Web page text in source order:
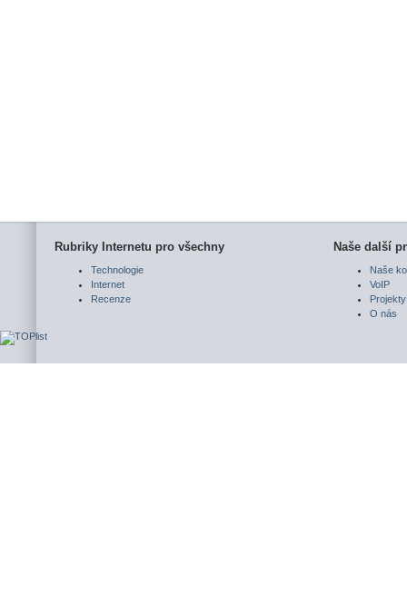
Rubriky Internetu pro všechny
Technologie
Internet
Recenze
Naše další
Naše
VoIP
Projekty
O nás